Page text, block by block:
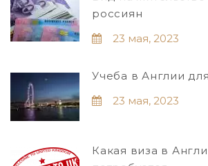
россиян
23 мая, 2023
Учеба в Англии
23 мая, 2023
Какая виза в